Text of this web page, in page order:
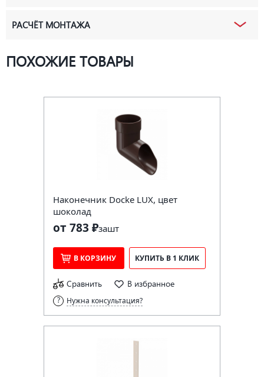
РАСЧЁТ МОНТАЖА
ПОХОЖИЕ ТОВАРЫ
Наконечник Docke LUX, цвет
шоколад
от 783 ₽зашт
В КОРЗИНУ КУПИТЬ В 1 КЛИК
Сравнить В избранное
Нужна консультация?